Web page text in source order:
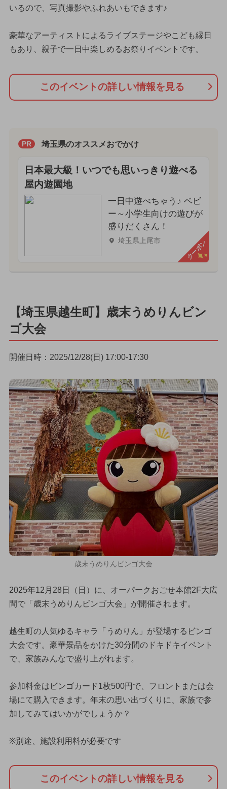
いるので、写真撮影やふれあいもできます♪
豪華なアーティストによるライブステージやこども縁日
もあり、親子で一日中楽しめるお祭りイベントです。
このイベントの詳しい情報を見る
PR 埼玉県のオススメおでかけ
日本最大級！いつでも思いっきり遊べる
屋内遊園地
一日中遊べちゃう♪ ベビ
ー～小学生向けの遊びが
盛りだくさん！
埼玉県上尾市 クーポン
【埼玉県越生町】歳末うめりんビン
ゴ大会
開催日時：2025/12/28(日) 17:00-17:30
歳末うめりんビンゴ大会
2025年12月28日（日）に、オーパークおごせ本館2F大広
間で「歳末うめりんビンゴ大会」が開催されます。
越生町の人気ゆるキャラ「うめりん」が登場するビンゴ
大会です。豪華景品をかけた30分間のドキドキイベント
で、家族みんなで盛り上がれます。
参加料金はビンゴカード1枚500円で、フロントまたは会
場にて購入できます。年末の思い出づくりに、家族で参
加してみてはいかがでしょうか？
※別途、施設利用料が必要です
このイベントの詳しい情報を見る